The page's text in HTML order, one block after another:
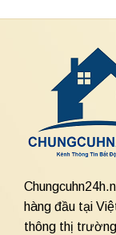
hàng đầu tại
thông thị